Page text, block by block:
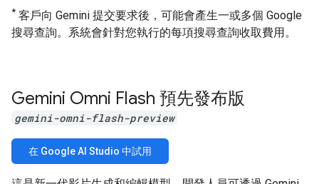
* 客戶向 Gemini 提交要求後，可能會產生一或多個 Google
搜尋查詢。系統會針對您執行的每項搜尋查詢收取費用。
Gemini Omni Flash 預先發布版
gemini-omni-flash-preview
在 Google AI Studio 中試用